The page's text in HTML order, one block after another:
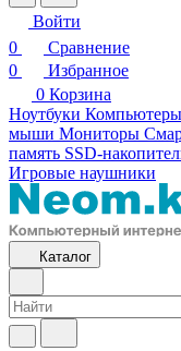
Войти
0
Сравнение
0
Избранное
0 Корзина
Ноутбуки Компьютеры
мыши Мониторы
память SSD-
Игровые наушники
Каталог